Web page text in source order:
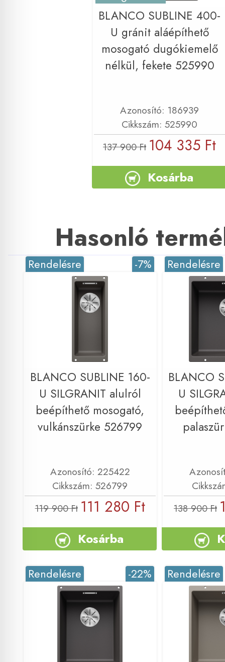
BLANCO SUBLINE 400-
U gránit aláépíthető
mosogató dugókiemelő
nélkül, fekete 525990
Azonosító: 186939
Cikkszám: 525990
137 900 Ft 104 335 Ft
Kosárba
Hasonló
-7%
Rendelésre
BLANCO SUBLINE 160-
U SILGRANIT alulról
beépíthető mosogató,
vulkánszürke 526799
Azonosító: 225422
Cikkszám: 526799
119 900 Ft 111 280 Ft
Kosárba
Rendelésre
BLANCO
U
138 900 Ft
-22%
Rendelésre Rendelésre